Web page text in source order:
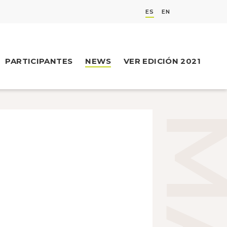
ES EN
PARTICIPANTES NEWS VER EDICIÓN 2021